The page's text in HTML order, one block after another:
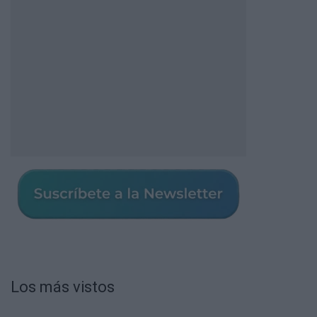
Los más vistos